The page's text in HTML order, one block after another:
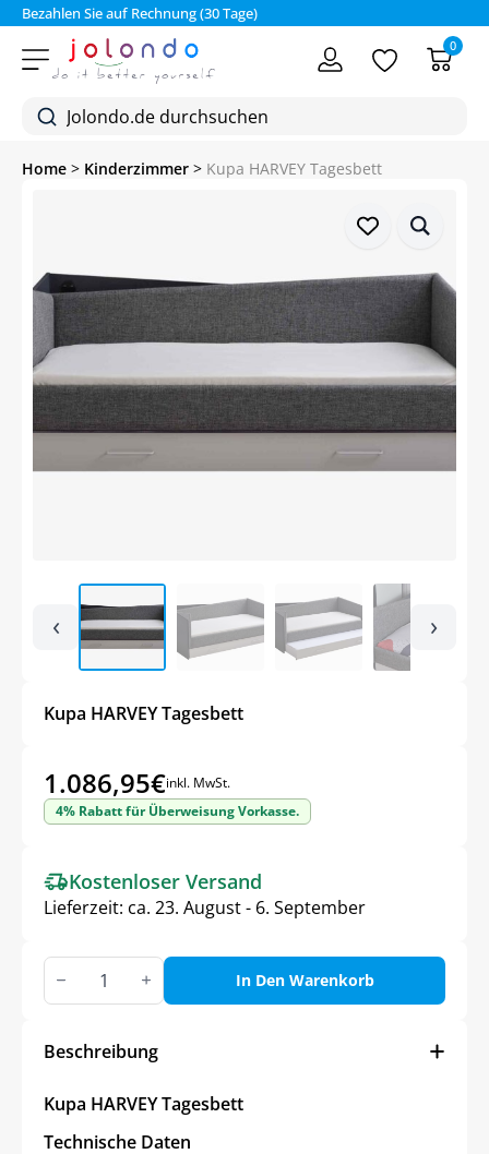
Bezahlen Sie auf Rechnung (30 Tage)
0
Home > Kinderzimmer > Kupa HARVEY Tagesbett
‹ ›
Kupa HARVEY Tagesbett
1.086,95€inkl. MwSt.
4% Rabatt für Überweisung Vorkasse.
Kostenloser Versand
Lieferzeit: ca. 23. August - 6. September
Kupa
HARVEY
Tagesbett
In Den Warenkorb
Beschreibung
Kupa HARVEY Tagesbett
Technische Daten